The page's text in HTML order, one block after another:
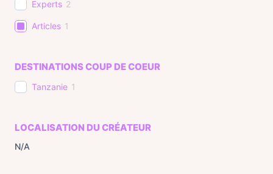
Experts 2
Articles 1
DESTINATIONS COUP DE COEUR
Tanzanie 1
LOCALISATION DU CRÉATEUR
N/A